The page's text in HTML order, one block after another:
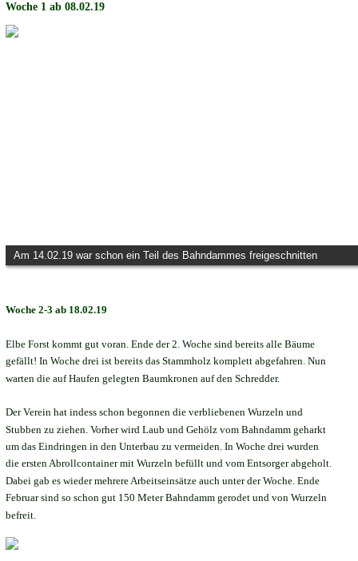
Am 14.02.19 war schon ein Teil des Bahndammes freigeschnitten
Woche 1 ab 08.02.19
Woche 2-3 ab 18.02.19
Elbe Forst kommt gut voran. Ende der 2. Woche sind bereits alle Bäume
gefällt! In Woche drei ist bereits das Stammholz komplett abgefahren. Nun
warten die auf Haufen gelegten Baumkronen auf den Schredder.
Der Verein hat indess schon begonnen die verbliebenen Wurzeln und
Stubben zu ziehen. Vorher wird Laub und Gehölz vom Bahndamm geharkt
um das Eindringen in den Unterbau zu vermeiden. In Woche drei wurden
die ersten Abrollcontainer mit Wurzeln befüllt und vom Entsorger abgeholt.
Dabei gab es wieder mehrere Arbeitseinsätze auch unter der Woche. Ende
Februar sind so schon gut 150 Meter Bahndamm gerodet und von Wurzeln
befreit.